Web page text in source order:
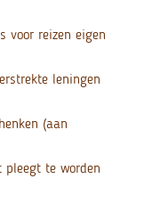
voor reizen eigen
leningen
(aan
pleegt te worden